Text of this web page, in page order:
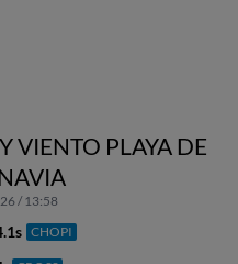
VIENTO PLAYA DE
/ 13:58
CHOPI